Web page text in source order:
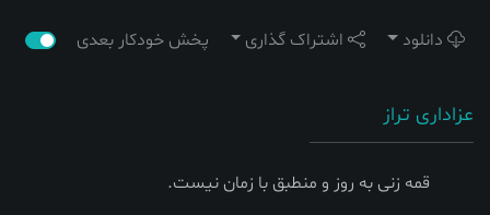
دانلود اشتراک گذاری پخش خودکار بعدی
عزاداری تراز
قمه زنی به روز و منطبق با زمان نیست.